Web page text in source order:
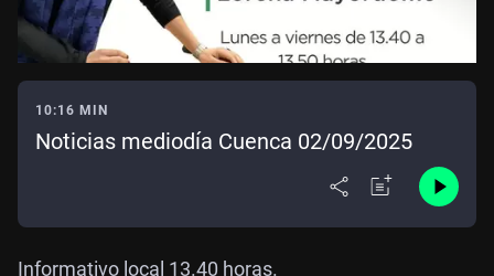
10:16 MIN
Noticias mediodía Cuenca 02/09/2025
Informativo local 13.40 horas.